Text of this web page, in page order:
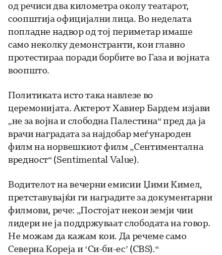
од речиси два километра околу театарот,
соопштија официјални лица. Во неделата
попладне надвор од тој периметар имаше
само неколку демонстранти, кои главно
протестираа поради борбите во Газа и војната
воопшто.
Политиката исто така навлезе во
церемонијата. Актерот Хавиер Бардем изјави
„не за војна и слободна Палестина“ пред да ја
врачи наградата за најдобар меѓународен
филм на норвешкиот филм „Сентиментална
вредност“ (Sentimental Value).
Водителот на вечерни емисии Џими Кимел,
претставувајќи ги наградите за документарни
филмови, рече: „Постојат некои земји чии
лидери не ја поддржуваат слободата на говор.
Не можам да кажам кои. Да речеме само
Северна Кореја и ‘Си-би-ес’ (CBS).“